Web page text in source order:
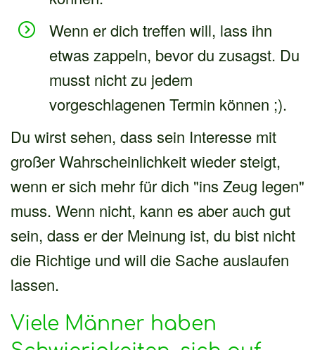
Wenn er dich treffen will, lass ihn
etwas zappeln, bevor du zusagst. Du
musst nicht zu jedem
vorgeschlagenen Termin können ;).
Du wirst sehen, dass sein Interesse mit
großer Wahrscheinlichkeit wieder steigt,
wenn er sich mehr für dich "ins Zeug legen"
muss. Wenn nicht, kann es aber auch gut
sein, dass er der Meinung ist, du bist nicht
die Richtige und will die Sache auslaufen
lassen.
Viele Männer haben